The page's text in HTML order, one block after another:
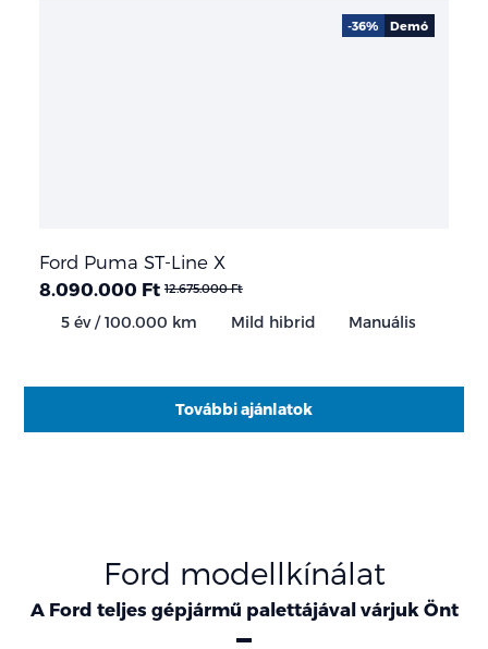
Ford Puma ST-Line X
8.090.000 Ft 12.675.000 Ft
5 év / 100.000 km Mild hibrid Manuális
-36% Demó
További ajánlatok
Ford modellkínálat
A Ford teljes gépjármű palettájával várjuk Önt